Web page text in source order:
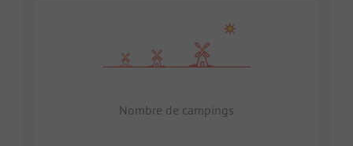
Nombre de campings